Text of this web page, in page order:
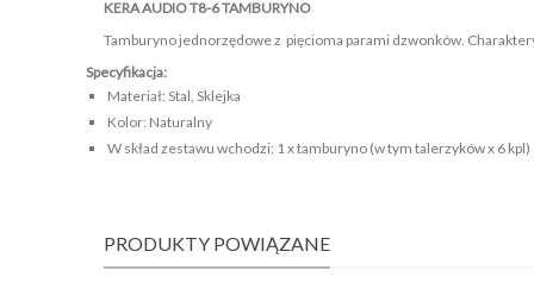
KERA AUDIOT8-6TAMBURYNO
Tamburyno jednorzędowe z pięcioma parami dzwonków.
Specyfikacja:
Materiał: Stal, Sklejka
Kolor: Naturalny
W skład zestawu wchodzi: 1 x tamburyno (w tym talerzyków x 6 kpl)
PRODUKTY POWIĄZANE